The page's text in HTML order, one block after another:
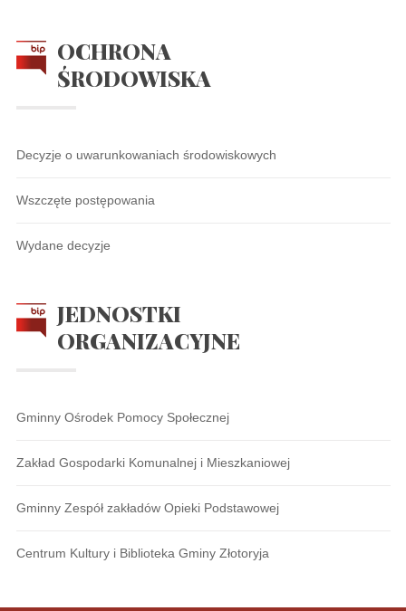
OCHRONA
ŚRODOWISKA
Decyzje o uwarunkowaniach środowiskowych
Wszczęte postępowania
Wydane decyzje
JEDNOSTKI
ORGANIZACYJNE
Gminny Ośrodek Pomocy Społecznej
Zakład Gospodarki Komunalnej i Mieszkaniowej
Gminny Zespół zakładów Opieki Podstawowej
Centrum Kultury i Biblioteka Gminy Złotoryja